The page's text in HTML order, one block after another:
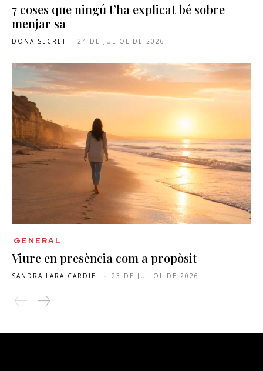
7 coses que ningú t’ha explicat bé sobre
menjar sa
DONA SECRET - 24 DE JULIOL DE 2026
GENERAL
Viure en presència com a propòsit
SANDRA LARA CARDIEL - 23 DE JULIOL DE 2026